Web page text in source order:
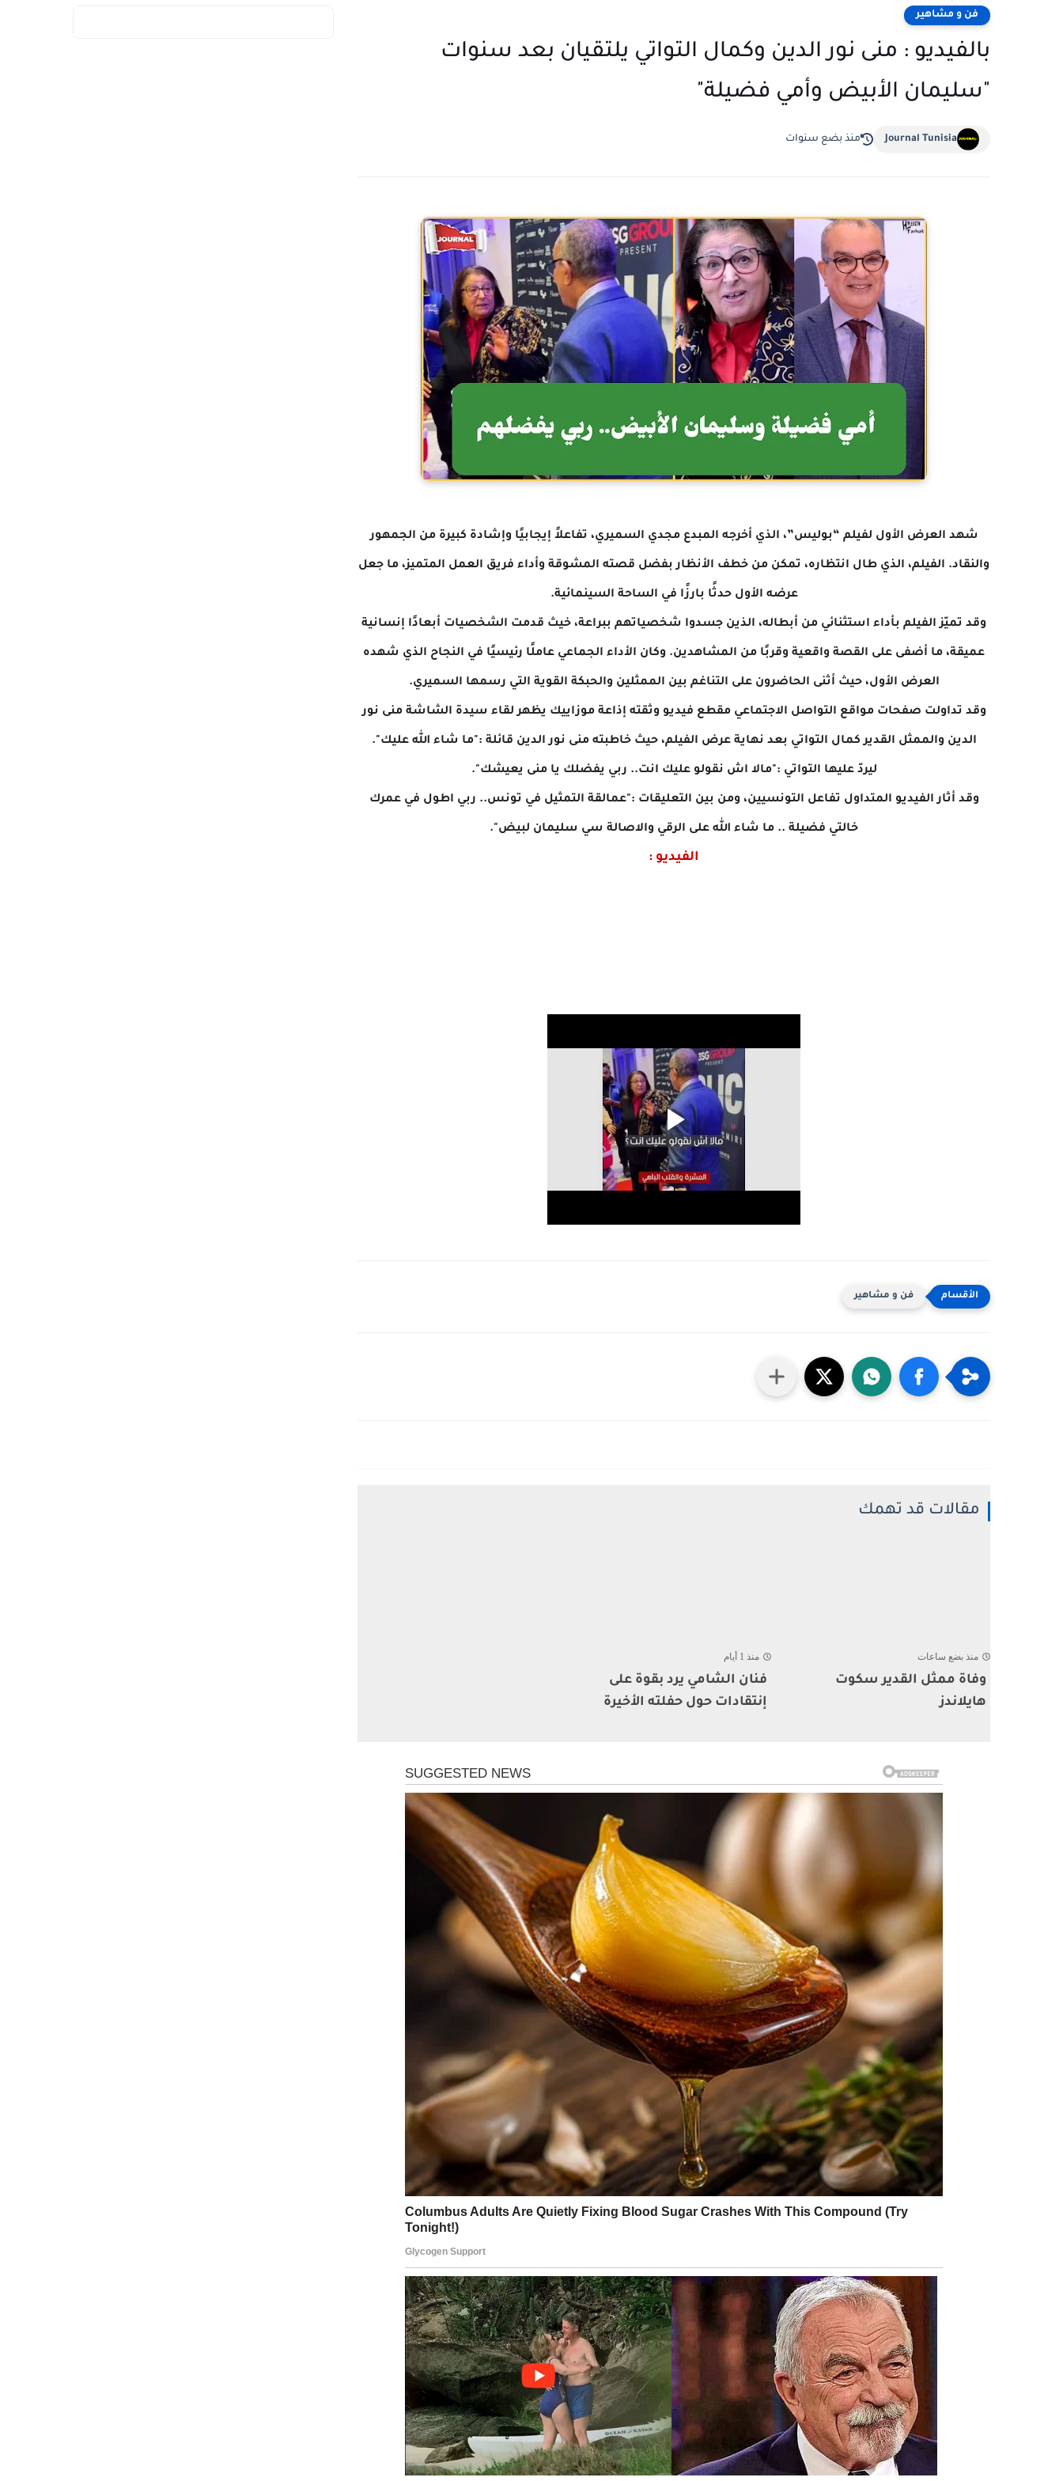
فن و مشاهير
بالفيديو : منى نور الدين وكمال التواتي يلتقيان بعد سنوات
"سليمان الأبيض وأمي فضيلة"
Journal Tunisia منذ بضع سنوات
شهد العرض الأول لفيلم “بوليس”، الذي أخرجه المبدع مجدي السميري، تفاعلاً إيجابيًا وإشادة كبيرة من الجمهور
والنقاد. الفيلم، الذي طال انتظاره، تمكن من خطف الأنظار بفضل قصته المشوقة وأداء فريق العمل المتميز، ما جعل
عرضه الأول حدثًا بارزًا في الساحة السينمائية.
وقد تميّز الفيلم بأداء استثنائي من أبطاله، الذين جسدوا شخصياتهم ببراعة، خيث قدمت الشخصيات أبعادًا إنسانية
عميقة، ما أضفى على القصة واقعية وقربًا من المشاهدين. وكان الأداء الجماعي عاملًا رئيسيًا في النجاح الذي شهده
العرض الأول، حيث أثنى الحاضرون على التناغم بين الممثلين والحبكة القوية التي رسمها السميري.
وقد تداولت صفحات مواقع التواصل الاجتماعي مقطع فيديو وثقته إذاعة موزاييك يظهر لقاء سيدة الشاشة منى نور
الدين والممثل القدير كمال التواتي بعد نهاية عرض الفيلم، حيث خاطبته منى نور الدين قائلة :"ما شاء الله عليك".
ليردّ عليها التواتي :"مالا اش نقولو عليك انت.. ربي يفضلك يا منى يعيشك".
وقد أثار الفيديو المتداول تفاعل التونسيين، ومن بين التعليقات :"عمالقة التمثيل في تونس.. ربي اطول في عمرك
خالتي فضيلة .. ما شاء الله على الرقي والاصالة سي سليمان لبيض".
الفيديو :
فن و مشاهير
مقالات قد تهمك
منذ بضع ساعات
وفاة ممثل القدير سكوت
هايلاندز
منذ 1 أيام
فنان الشامي يرد بقوة على
إنتقادات حول حفلته الأخيرة